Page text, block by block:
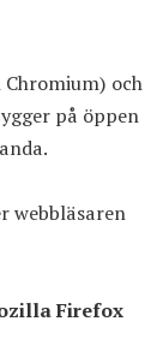
och
på öppen
webbläsaren
Firefox